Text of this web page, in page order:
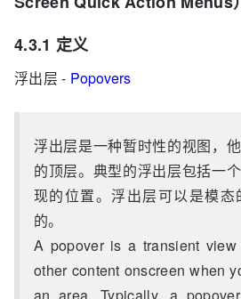
4.3.1 定义
浮出层 - Popovers
浮出层是一种暂时性的视图，
的顶层。典型的浮出层包括一
现的位置。浮出层可以是模
的。
A popover is a transient
other content onscreen when